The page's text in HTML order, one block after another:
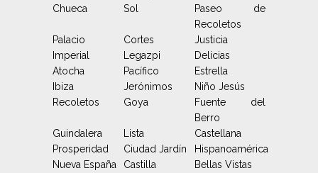
Chueca
Sol
Paseo de
Recoletos
Palacio
Cortes
Justicia
Imperial
Legazpi
Delicias
Atocha
Pacífico
Estrella
Ibiza
Jerónimos
Niño Jesús
Recoletos
Goya
Fuente del
Berro
Guindalera
Lista
Castellana
Prosperidad
Ciudad Jardín
Hispanoamérica
Nueva España
Castilla
Bellas Vistas